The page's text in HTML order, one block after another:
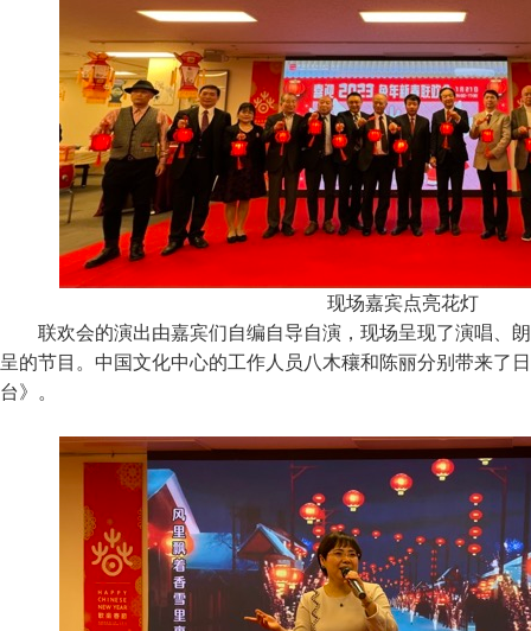
现场嘉宾点亮花灯
联欢会的演出由嘉宾们自编自导自演，现场呈现了演唱、
呈的节目。中国文化中心的工作人员八木穰和陈丽分别带来了
台》。